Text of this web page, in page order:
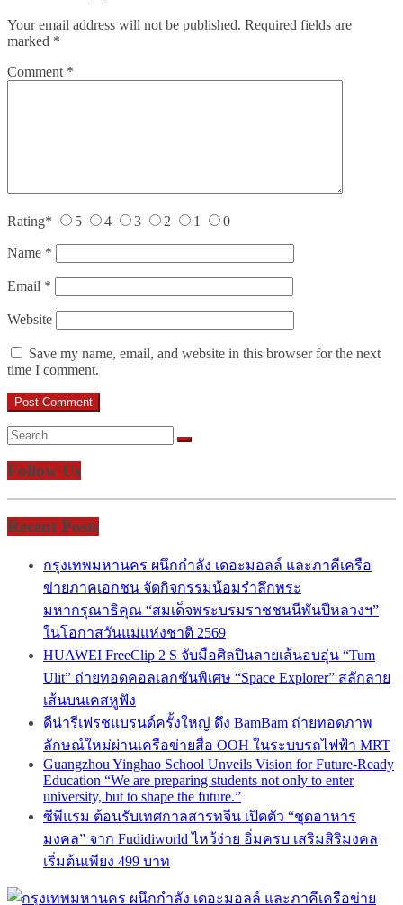
Your email address will not be published. Required fields are
marked *
Comment *
Rating* 5 4 3 2 1 0
Name *
Email *
Website
Save my name, email, and website in this browser for the next
time I comment.
Follow Us
Recent Posts
กรุงเทพมหานคร ผนึกกำลัง เดอะมอลล์ และภาคีเครือ
ข่ายภาคเอกชน จัดกิจกรรมน้อมรำลึกพระ
มหากรุณาธิคุณ “สมเด็จพระบรมราชชนนีพันปีหลวงฯ”
ในโอกาสวันแม่แห่งชาติ 2569
HUAWEI FreeClip 2 S จับมือศิลปินลายเส้นอบอุ่น “Tum
Ulit” ถ่ายทอดคอลเลกชันพิเศษ “Space Explorer” สลักลาย
เส้นบนเคสหูฟัง
ดีน่ารีเฟรชแบรนด์ครั้งใหญ่ ดึง BamBam ถ่ายทอดภาพ
ลักษณ์ใหม่ผ่านเครือข่ายสื่อ OOH ในระบบรถไฟฟ้า MRT
Guangzhou Yinghao School Unveils Vision for Future-Ready
Education “We are preparing students not only to enter
university, but to shape the future.”
ซีพีแรม ต้อนรับเทศกาลสารทจีน เปิดตัว “ชุดอาหาร
มงคล” จาก Fudidiworld ไหว้ง่าย อิ่มครบ เสริมสิริมงคล
เริ่มต้นเพียง 499 บาท